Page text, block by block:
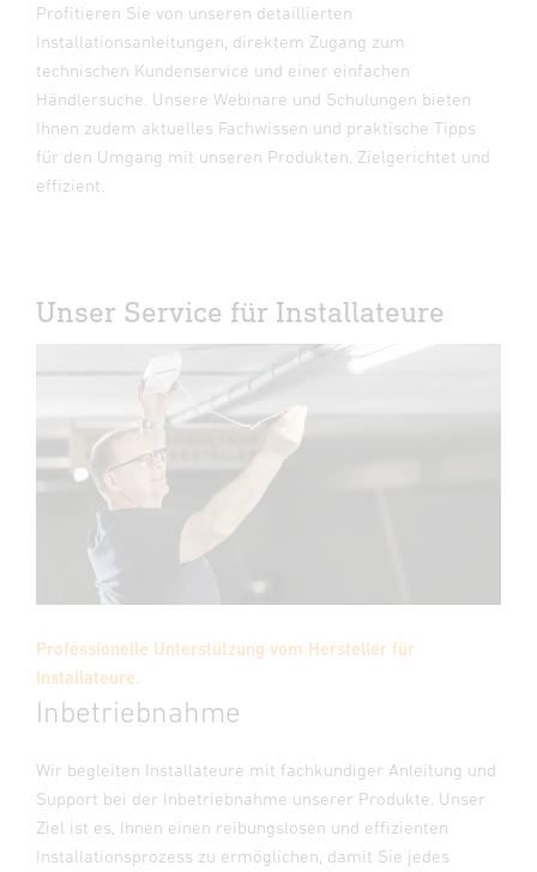
Profitieren Sie von unseren detaillierten
Installationsanleitungen, direktem Zugang zum
technischen Kundenservice und einer einfachen
Händlersuche. Unsere Webinare und Schulungen bieten
Ihnen zudem aktuelles Fachwissen und praktische Tipps
für den Umgang mit unseren Produkten. Zielgerichtet und
effizient.
Unser Service für Installateure
Professionelle Unterstützung vom Hersteller für
Installateure.
Inbetriebnahme
Wir begleiten Installateure mit fachkundiger Anleitung und
Support bei der Inbetriebnahme unserer Produkte. Unser
Ziel ist es, Ihnen einen reibungslosen und effizienten
Installationsprozess zu ermöglichen, damit Sie jedes